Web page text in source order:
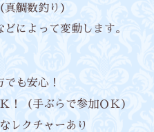
真鯛数釣り）
によって変動します。
も安心！
（手ぶらで参加ＯＫ）
レクチャーあり